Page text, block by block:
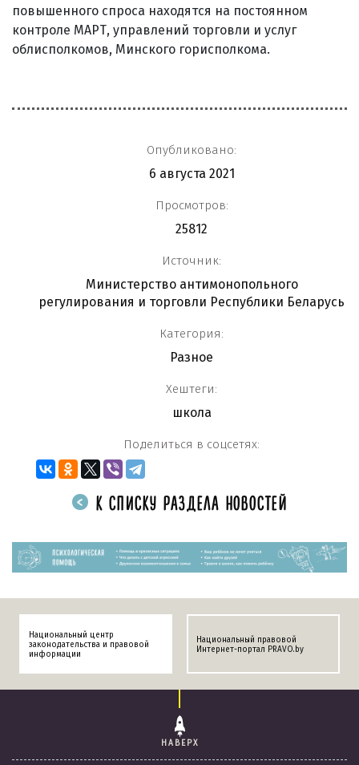
повышенного спроса находятся на постоянном
контроле МАРТ, управлений торговли и услуг
облисполкомов, Минского горисполкома.
Опубликовано:
6 августа 2021
Просмотров:
25812
Источник:
Министерство антимонопольного
регулирования и торговли Республики Беларусь
Категория:
Разное
Хештеги:
школа
Поделиться в соцсетях:
К СПИСКУ РАЗДЕЛА НОВОСТЕЙ
Национальный центр
законодательства и правовой
информации
Национальный правовой
Интернет-портал PRAVO.by
НАВЕРХ